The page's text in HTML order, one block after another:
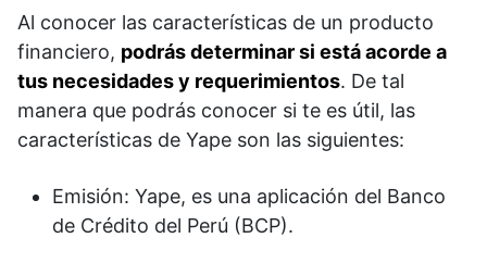
Al conocer las características de un producto
financiero, podrás determinar si está acorde a
tus necesidades y requerimientos. De tal
manera que podrás conocer si te es útil, las
características de Yape son las siguientes:
Emisión: Yape, es una aplicación del Banco
de Crédito del Perú (BCP).